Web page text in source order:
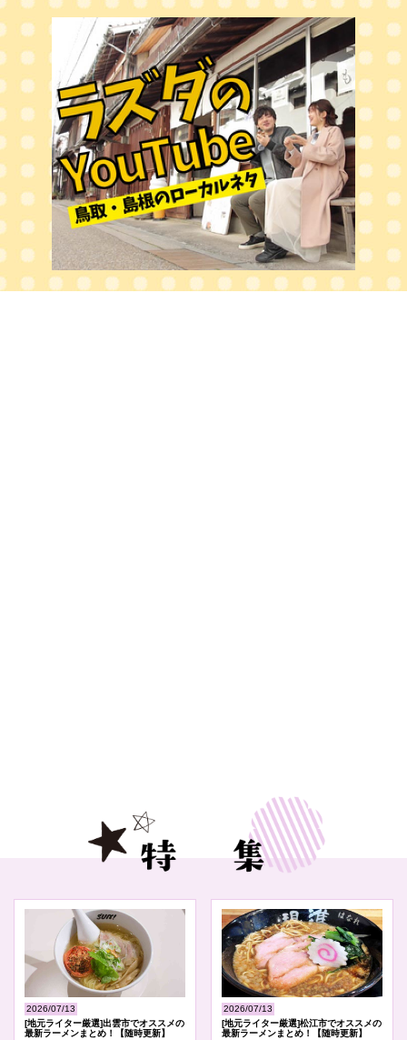
2026/07/13
[地元ライター厳選]出雲市でオススメの
最新ラーメンまとめ！【随時更新】
2026/07/13
[地元ライター厳選]松江市でオススメの
最新ラーメンまとめ！【随時更新】